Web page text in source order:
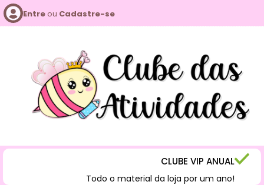
Entreou Cadastre-se
CLUBE VIP ANUAL
Todo o material da loja por um ano!